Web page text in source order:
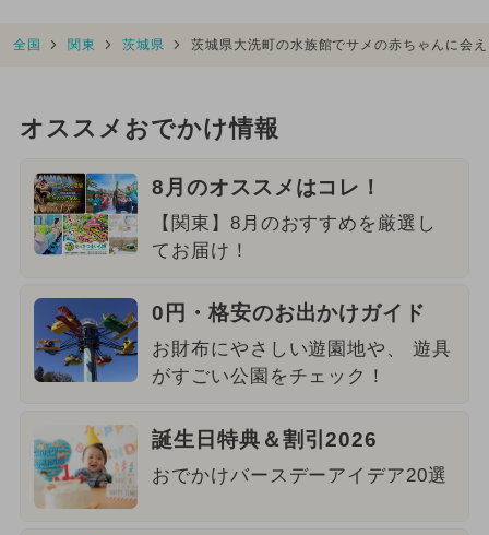
全国 関東 茨城県 茨城県大洗町の水族館でサメの赤ちゃんに会
オススメおでかけ情報
8月のオススメはコレ！
【関東】8月のおすすめを厳選し
てお届け！
0円・格安のお出かけガイド
お財布にやさしい遊園地や、 遊具
がすごい公園をチェック！
誕生日特典＆割引2026
おでかけバースデーアイデア20選